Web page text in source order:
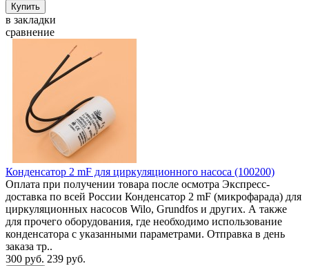
в закладки
сравнение
Конденсатор 2 mF для циркуляционного насоса (100200)
Оплата при получении товара после осмотра Экспресс-
доставка по всей России Конденсатор 2 mF (микрофарада) для
циркуляционных насосов Wilo, Grundfos и других. А также
для прочего оборудования, где необходимо использование
конденсатора с указанными параметрами. Отправка в день
заказа тр..
300 руб. 239 руб.